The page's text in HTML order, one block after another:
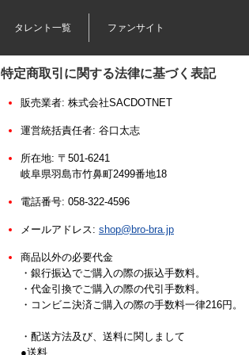
タレント一覧 ファンサイト
特定商取引に関する法律に基づく表記
販売業者: 株式会社SACDOTNET
運営統括責任者: 谷口太志
所在地: 〒501-6241
岐阜県羽島市竹鼻町2499番地18
電話番号: 058-322-4596
メールアドレス: shop@bro-bra.jp
商品以外の必要代金
・銀行振込でご購入の際の振込手数料。
・代金引換でご購入の際の代引手数料。
・コンビニ決済ご購入の際の手数料一律216円。
・配送方法及び、送料に関しまして
●送料